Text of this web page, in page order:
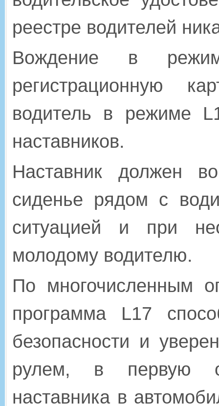
реестре водителей
Вождение в
регистрационную
водитель в режиме
наставников.
Наставник должен
сиденье рядом с
ситуацией и при
молодому водителю.
По многочисленным
программа L17
безопасности и
рулем, в первую
наставника в